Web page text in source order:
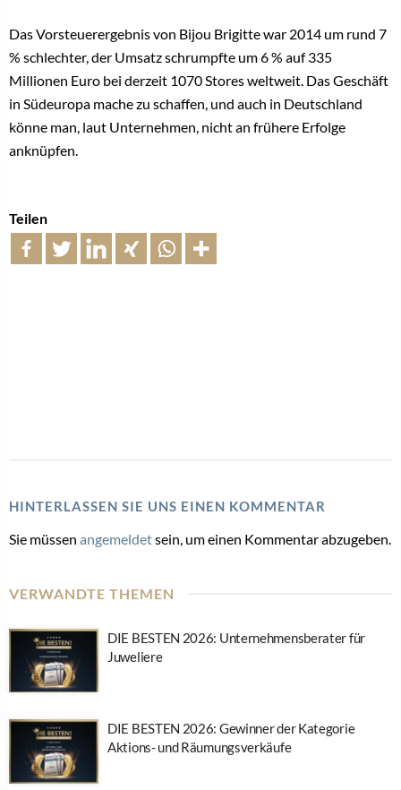
Das Vorsteuerergebnis von Bijou Brigitte war 2014 um rund 7
% schlechter, der Umsatz schrumpfte um 6 % auf 335
Millionen Euro bei derzeit 1070 Stores weltweit. Das Geschäft
in Südeuropa mache zu schaffen, und auch in Deutschland
könne man, laut Unternehmen, nicht an frühere Erfolge
anknüpfen.
Teilen
HINTERLASSEN SIE UNS EINEN KOMMENTAR
Sie müssen angemeldetsein, um einen Kommentar abzugeben.
VERWANDTE THEMEN
DIE BESTEN 2026: Unternehmensberater für
Juweliere
DIE BESTEN 2026: Gewinner der Kategorie
Aktions- und Räumungsverkäufe